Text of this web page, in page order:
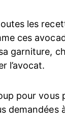
les
ces
garniture,
l’avocat.
pour vous
demandées